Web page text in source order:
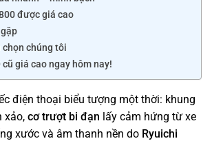
được giá cao
chọn chúng tôi
giá cao ngay hôm nay!
điện thoại biểu tượng một thời: khung
xảo, cơ trượt bi đạn lấy cảm hứng từ xe
xước và âm thanh nền do Ryuichi